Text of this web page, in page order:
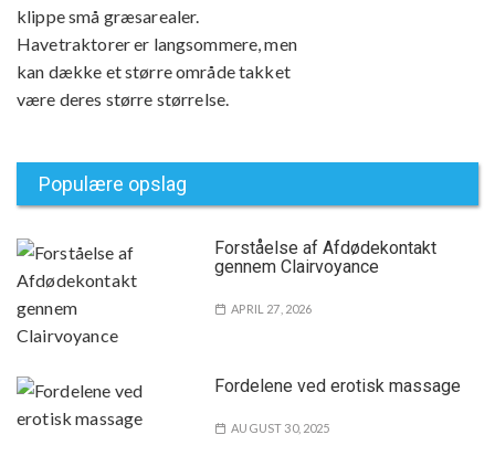
klippe små græsarealer.
Havetraktorer er langsommere, men
kan dække et større område takket
være deres større størrelse.
Populære opslag
Forståelse af Afdødekontakt
gennem Clairvoyance
APRIL 27, 2026
Fordelene ved erotisk massage
AUGUST 30, 2025